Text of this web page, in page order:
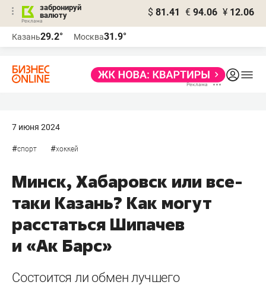
забронируй
валюту
$ 81.41 € 94.06 ¥ 12.06
Казань29.2° Москва31.9°
7 июня 2024
#спорт #хоккей
Минск, Хабаровск или все-
таки Казань? Как могут
расстаться Шипачев
и «Ак Барс»
Состоится ли обмен лучшего